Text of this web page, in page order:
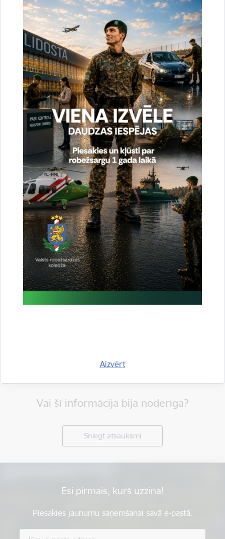
Aizvērt
taktiskās apmācības centrs
Valsts robežsardzes koledžas 49. izlaidums
Izlaidums robežsardze
Drukāt lapu
Vai šī informācija bija noderīga?
Sniegt atsauksmi
Esi pirmais, kurš uzzina!
Piesakies jaunumu saņemšanai savā e-pastā.